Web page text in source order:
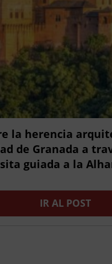
la herencia
de Granada a
guiada a la
IR AL POST